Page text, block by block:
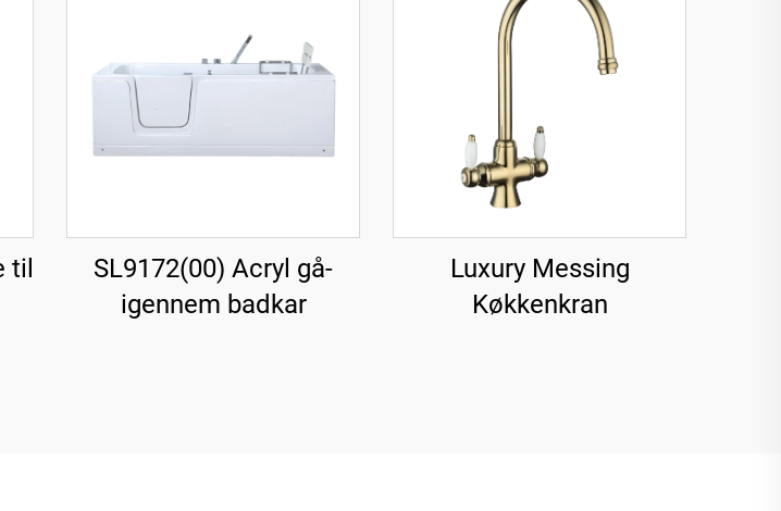
til
SL9172(00) Acryl gå-
igennem badkar
Luxury Messing
Køkkenkran